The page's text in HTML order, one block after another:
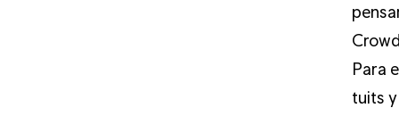
Para
tuits